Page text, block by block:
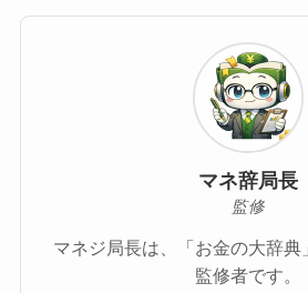
マネ辞局長
監修
マネジ局長は、「お金の大辞典
監修者です。